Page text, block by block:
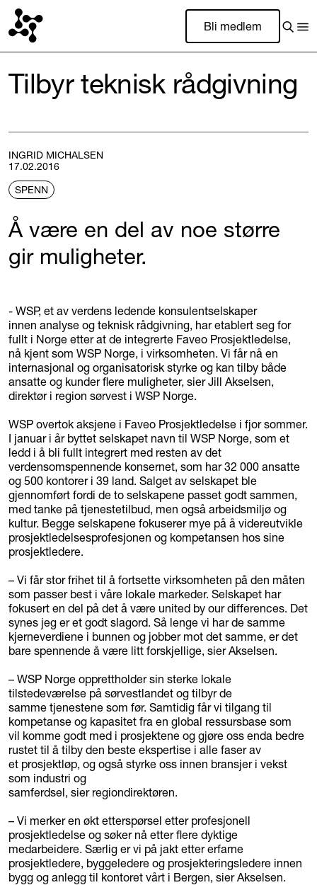
Bli medlem
Tilbyr teknisk rådgivning
INGRID MICHALSEN
17.02.2016
SPENN
Å være en del av noe større
gir muligheter.
- WSP, et av verdens ledende konsulentselskaper
innen analyse og teknisk rådgivning, har etablert seg for
fullt i Norge etter at de integrerte Faveo Prosjektledelse,
nå kjent som WSP Norge, i virksomheten. Vi får nå en
internasjonal og organisatorisk styrke og kan tilby både
ansatte og kunder flere muligheter, sier Jill Akselsen,
direktør i region sørvest i WSP Norge.
WSP overtok aksjene i Faveo Prosjektledelse i fjor sommer.
I januar i år byttet selskapet navn til WSP Norge, som et
ledd i å bli fullt integrert med resten av det
verdensomspennende konsernet, som har 32 000 ansatte
og 500 kontorer i 39 land. Salget av selskapet ble
gjennomført fordi de to selskapene passet godt sammen,
med tanke på tjenestetilbud, men også arbeidsmiljø og
kultur. Begge selskapene fokuserer mye på å videreutvikle
prosjektledelsesprofesjonen og kompetansen hos sine
prosjektledere.
– Vi får stor frihet til å fortsette virksomheten på den måten
som passer best i våre lokale markeder. Selskapet har
fokusert en del på det å være united by our differences. Det
synes jeg er et godt slagord. Så lenge vi har de samme
kjerneverdiene i bunnen og jobber mot det samme, er det
bare spennende å være litt forskjellige, sier Akselsen.
– WSP Norge opprettholder sin sterke lokale
tilstedeværelse på sørvestlandet og tilbyr de
samme tjenestene som før. Samtidig får vi tilgang til
kompetanse og kapasitet fra en global ressursbase som
vil komme godt med i prosjektene og gjøre oss enda bedre
rustet til å tilby den beste ekspertise i alle faser av
et prosjektløp, og også styrke oss innen bransjer i vekst
som industri og
samferdsel, sier regiondirektøren.
– Vi merker en økt etterspørsel etter profesjonell
prosjektledelse og søker nå etter flere dyktige
medarbeidere. Særlig er vi på jakt etter erfarne
prosjektledere, byggeledere og prosjekteringsledere innen
bygg og anlegg til kontoret vårt i Bergen, sier Akselsen.